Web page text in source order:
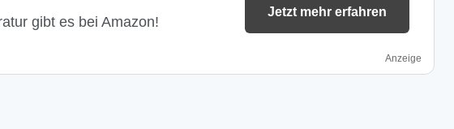
gibt es bei Amazon!
Jetzt mehr erfahren
Anzeige